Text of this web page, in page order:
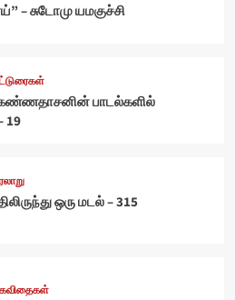
– சுடோமு யமகுச்சி
பாடல்களில்
ஒரு மடல் – 315
கவிதைகள்